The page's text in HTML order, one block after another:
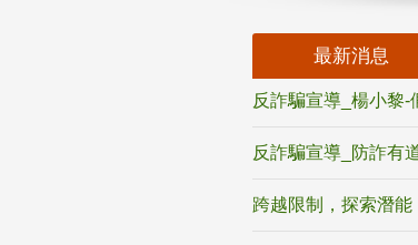
最新消息
反詐騙宣導_楊小黎-
反詐騙宣導_防詐有
跨越限制，探索潛